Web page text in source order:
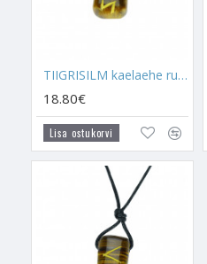
ellu ajal, mil vajad lisajõudu.
kaasas erinevaid energeetikaid.
peale kasutatud iseenda
ennustamine on tegelikult väga
Selleks hoitakse alati Ruune
karbis.
Ruunide käest kõige lihtsamini
konkreetne küsimus oma
kotist üks Ruun ning see
tähendused, et mõista, mis sulle
TIIGRISILM kaelaehe ruun "PERTHRO"
18.80€
Lisa ostukorvi